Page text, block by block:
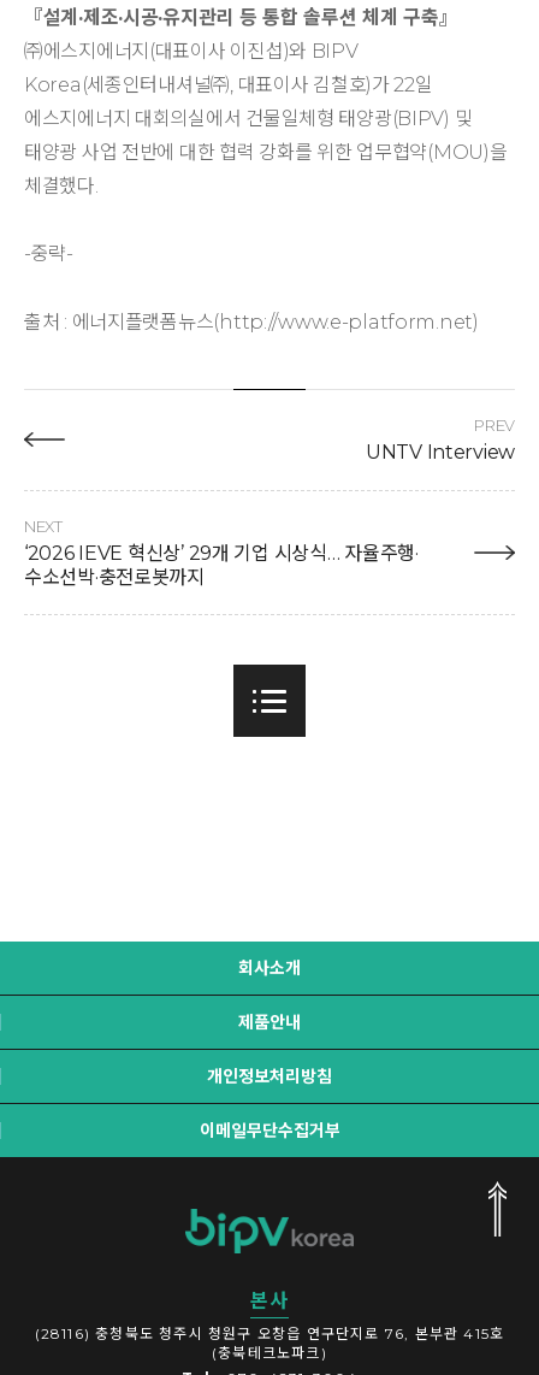
​『설계·제조·시공·유지관리 등 통합 솔루션 체계 구축』
㈜에스지에너지(대표이사 이진섭)와 BIPV
Korea(세종인터내셔널㈜, 대표이사 김철호)가 22일
에스지에너지 대회의실에서 건물일체형 태양광(BIPV) 및
태양광 사업 전반에 대한 협력 강화를 위한 업무협약(MOU)을
체결했다.
-중략-
출처 : 에너지플랫폼뉴스(http://www.e-platform.net)
PREV
UNTV Interview
NEXT
‘2026 IEVE 혁신상’ 29개 기업 시상식… 자율주행·
수소선박·충전로봇까지
회사소개
제품안내
개인정보처리방침
이메일무단수집거부
본사
(28116) 충청북도 청주시 청원구 오창읍 연구단지로 76, 본부관 415호
(충북테크노파크)